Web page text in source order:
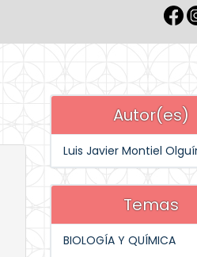
Autor(es)
Luis Javier Montiel
Temas
BIOLOGÍA Y QUÍMICA